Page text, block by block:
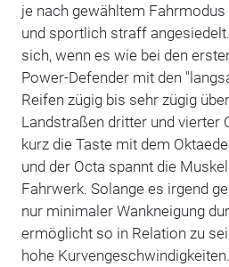
je nach gewähltem
und sportlich straff
sich, wenn es wie bei den
Power-Defender mit den
Reifen zügig bis sehr zügig
Landstraßen dritter und vierter
kurz die Taste mit dem
und der Octa spannt die
Fahrwerk. Solange es irgend
nur minimaler Wankneigung
ermöglicht so in Relation zu
hohe